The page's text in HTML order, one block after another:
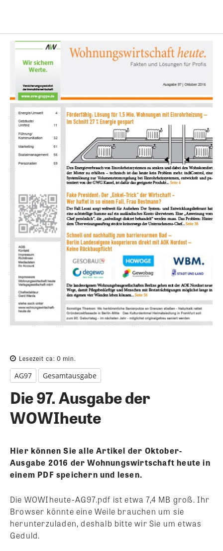
Lesezeit ca: 0 min.
AG97 Gesamtausgabe
Die 97. Ausgabe der
WOWIheute
Hier können Sie alle Artikel der Oktober-
Ausgabe 2016 der Wohnungswirtschaft heute in
einem PDF speichern und lesen.
Die WOWIheute-AG97.pdf ist etwa 7,4 MB groß. Ihr
Browser könnte eine Weile brauchen um sie
herunterzuladen, deshalb bitte wir Sie um etwas
Geduld.